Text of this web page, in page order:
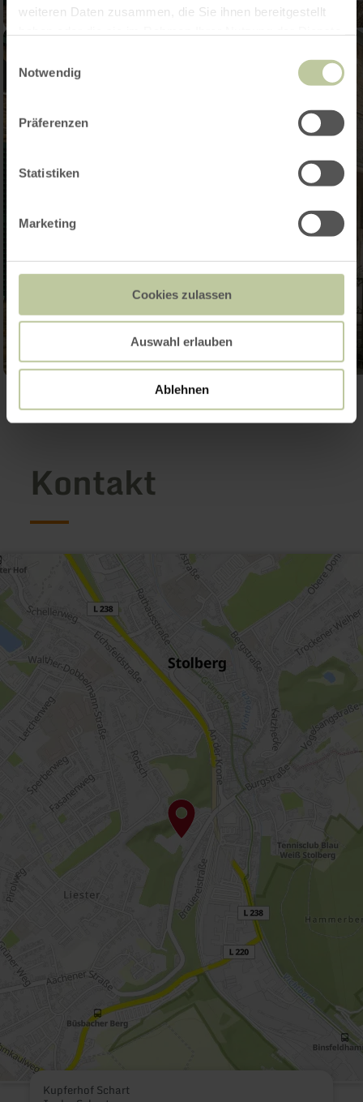
weiteren Daten zusammen, die Sie ihnen bereitgestellt
Notwendig
Präferenzen
Statistiken
Marketing
Cookies zulassen
Auswahl erlauben
Ablehnen
Galerie öffnen
Kontakt
Kupferhof Schart